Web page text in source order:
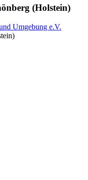
(Holstein)
Umgebung e.V.